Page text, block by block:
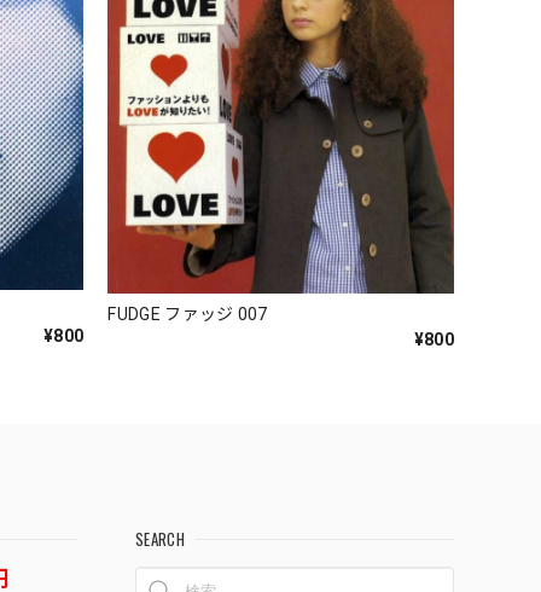
¥800
FUDGE ファッジ 007
¥800
SEARCH